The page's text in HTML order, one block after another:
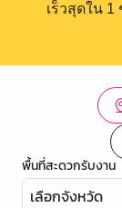
เร็วสุดใน
พื้นที่สะดวกรับงาน
เลือกจังหวัด